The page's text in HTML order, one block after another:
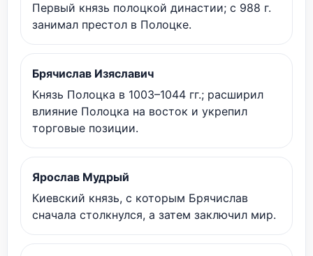
Первый князь полоцкой династии; с 988 г.
занимал престол в Полоцке.
Брячислав Изяславич
Князь Полоцка в 1003–1044 гг.; расширил
влияние Полоцка на восток и укрепил
торговые позиции.
Ярослав Мудрый
Киевский князь, с которым Брячислав
сначала столкнулся, а затем заключил мир.